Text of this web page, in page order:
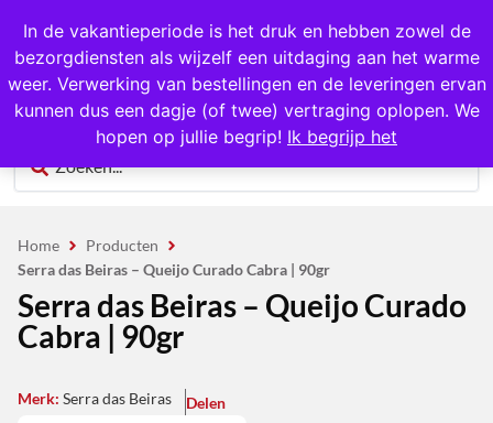
In de vakantieperiode is het druk en hebben zowel de
bezorgdiensten als wijzelf een uitdaging aan het warme
weer. Verwerking van bestellingen en de leveringen ervan
kunnen dus een dagje (of twee) vertraging oplopen. We
hopen op jullie begrip! Ik begrijp het
1000+ producten op voorraad
0
Home
Producten
Serra das Beiras – Queijo Curado Cabra | 90gr
Serra das Beiras – Queijo Curado
Cabra | 90gr
Merk: Serra das Beiras Delen